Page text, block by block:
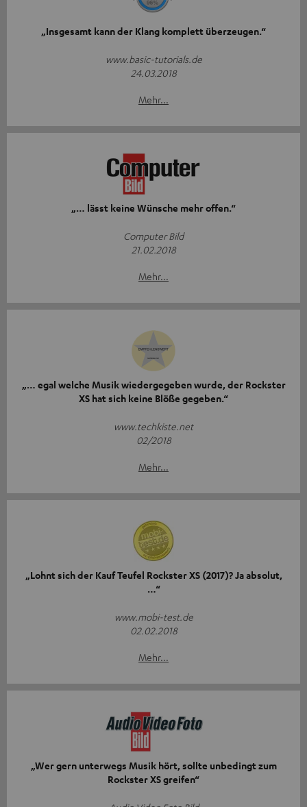
„Insgesamt kann der Klang komplett überzeugen.“
www.basic-tutorials.de
24.03.2018
Mehr...
„… lässt keine Wünsche mehr offen.“
Computer Bild
21.02.2018
Mehr...
„… egal welche Musik wiedergegeben wurde, der Rockster
XS hat sich keine Blöße gegeben.“
www.techkiste.net
02/2018
Mehr...
„Lohnt sich der Kauf Teufel Rockster XS (2017)? Ja absolut,
…“
www.mobi-test.de
02.02.2018
Mehr...
„Wer gern unterwegs Musik hört, sollte unbedingt zum
Rockster XS greifen“